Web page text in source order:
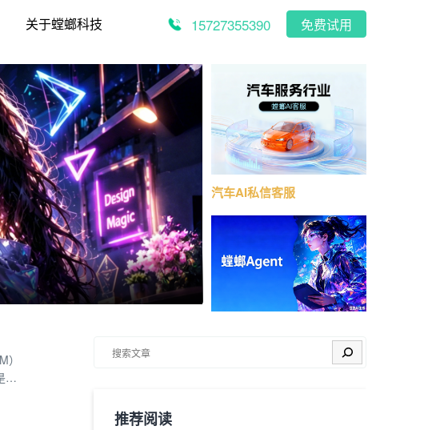
关于螳螂科技 15727355390 免费试用
汽车AI私信客服
家
搜索
推荐阅读